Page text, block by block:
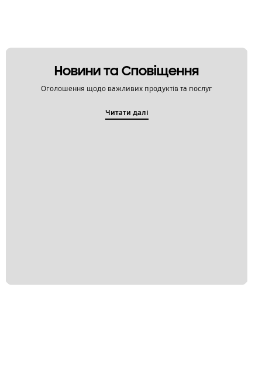
Новини та Сповіщення
Оголошення щодо важливих продуктів та послуг
Читати далі